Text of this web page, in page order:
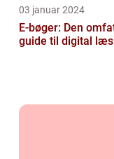
03 januar 2024
E-bøger: Den
guide til digital